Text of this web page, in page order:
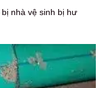
nhà vệ sinh bị hư